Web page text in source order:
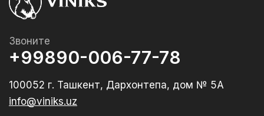
Звоните
+99890-006-77-78
100052 г. Ташкент, Дархонтепа, дом № 5А
info@viniks.uz